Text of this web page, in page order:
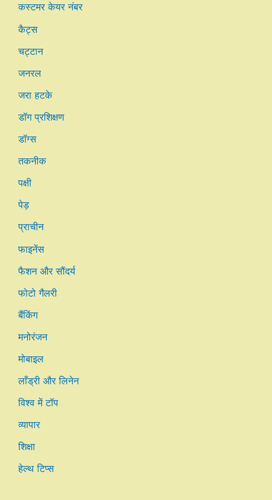
कस्टमर केयर नंबर
कैट्स
चट्टान
जनरल
जरा हटके
डॉग प्रशिक्षण
डॉग्स
तकनीक
पक्षी
पेड़
प्राचीन
फाइनेंस
फैशन और सौंदर्य
फोटो गैलरी
बैंकिंग
मनोरंजन
मोबाइल
लाँड्री और लिनेन
विश्व में टॉप
व्यापार
शिक्षा
हेल्थ टिप्स